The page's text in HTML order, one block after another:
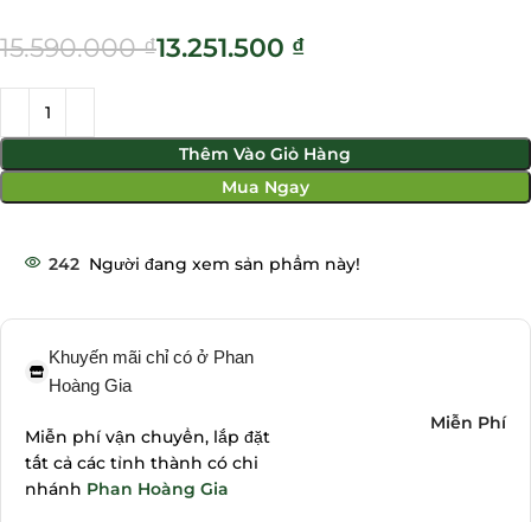
15.590.000₫13.251.500 ₫
Thêm Vào Giỏ Hàng
Mua Ngay
242 Người đang xem sản phẩm này!
Khuyến mãi chỉ có ở Phan
Hoàng Gia
Miễn phí vận chuyển, lắp đặt
tất cả các tỉnh thành có chi
nhánh Phan Hoàng Gia
Miễn Phí